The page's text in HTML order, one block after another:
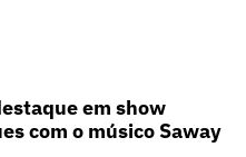
em show
com o músico Saway